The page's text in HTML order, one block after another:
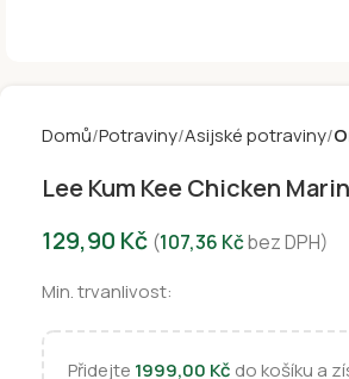
Domů Potraviny Asijské potraviny
Lee Kum Kee Chicken
129,90 Kč (107,36 Kčbez DPH)
Min. trvanlivost:
Přidejte 1999,00 Kč do košíku a